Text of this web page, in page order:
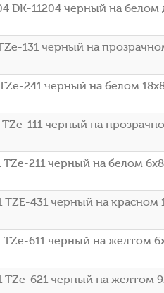
DK-11204 черный на
131 черный на
241 черный на белом
111 черный на
211 черный на белом
431 черный на красном
611 черный на желтом
TZe-621 черный на желтом